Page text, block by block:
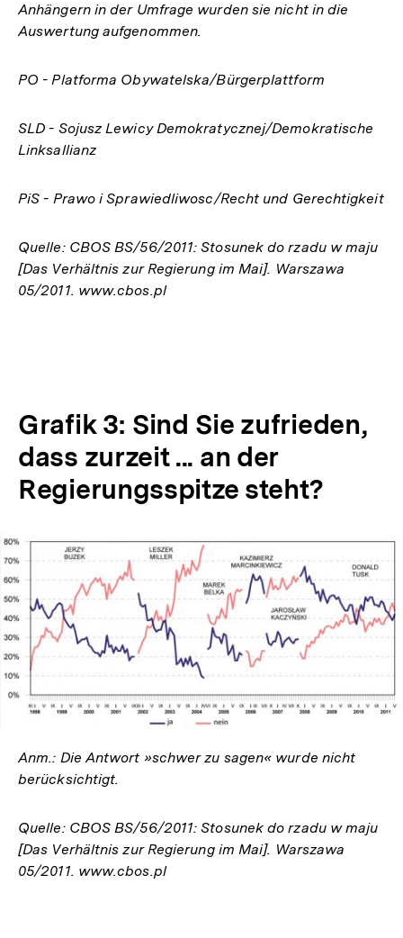
Anhängern in der Umfrage wurden sie nicht in die
Auswertung aufgenommen.
PO - Platforma Obywatelska/Bürgerplattform
SLD - Sojusz Lewicy Demokratycznej/Demokratische
Linksallianz
PiS - Prawo i Sprawiedliwosc/Recht und Gerechtigkeit
Quelle: CBOS BS/56/2011: Stosunek do rzadu w maju
[Das Verhältnis zur Regierung im Mai]. Warszawa
05/2011. www.cbos.pl
Grafik 3: Sind Sie zufrieden,
dass zurzeit ... an der
Regierungsspitze steht?
In
Lightbox
öffnen
Anm.: Die Antwort »schwer zu sagen« wurde nicht
berücksichtigt.
Quelle: CBOS BS/56/2011: Stosunek do rzadu w maju
[Das Verhältnis zur Regierung im Mai]. Warszawa
05/2011. www.cbos.pl